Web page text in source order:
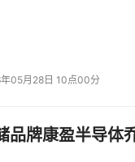
决定要升级平台。
作，基于双方在嵌
识别等实训项目，学
05月28日 10点00分
品牌康盈半导体